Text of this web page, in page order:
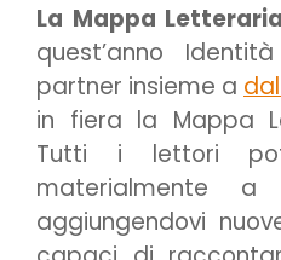
La Mappa
quest’anno
partner insieme a
in fiera la Mappa
Tutti i lettori
materialmente
aggiungendovi